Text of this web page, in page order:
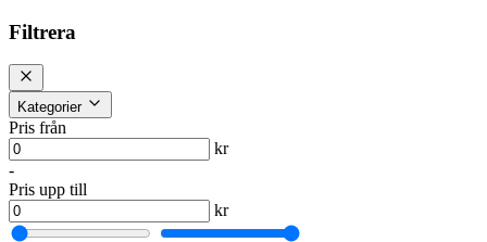
Filtrera
Kategorier
Pris från
kr
-
Pris upp till
kr